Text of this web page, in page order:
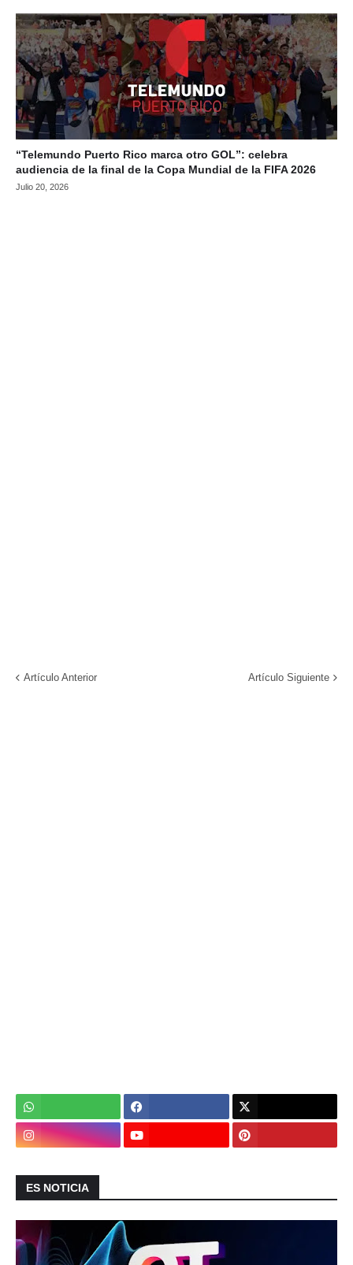
“Telemundo Puerto Rico marca otro GOL”: celebra
audiencia de la final de la Copa Mundial de la FIFA 2026
Julio 20, 2026
Artículo Anterior Artículo Siguiente
ES NOTICIA